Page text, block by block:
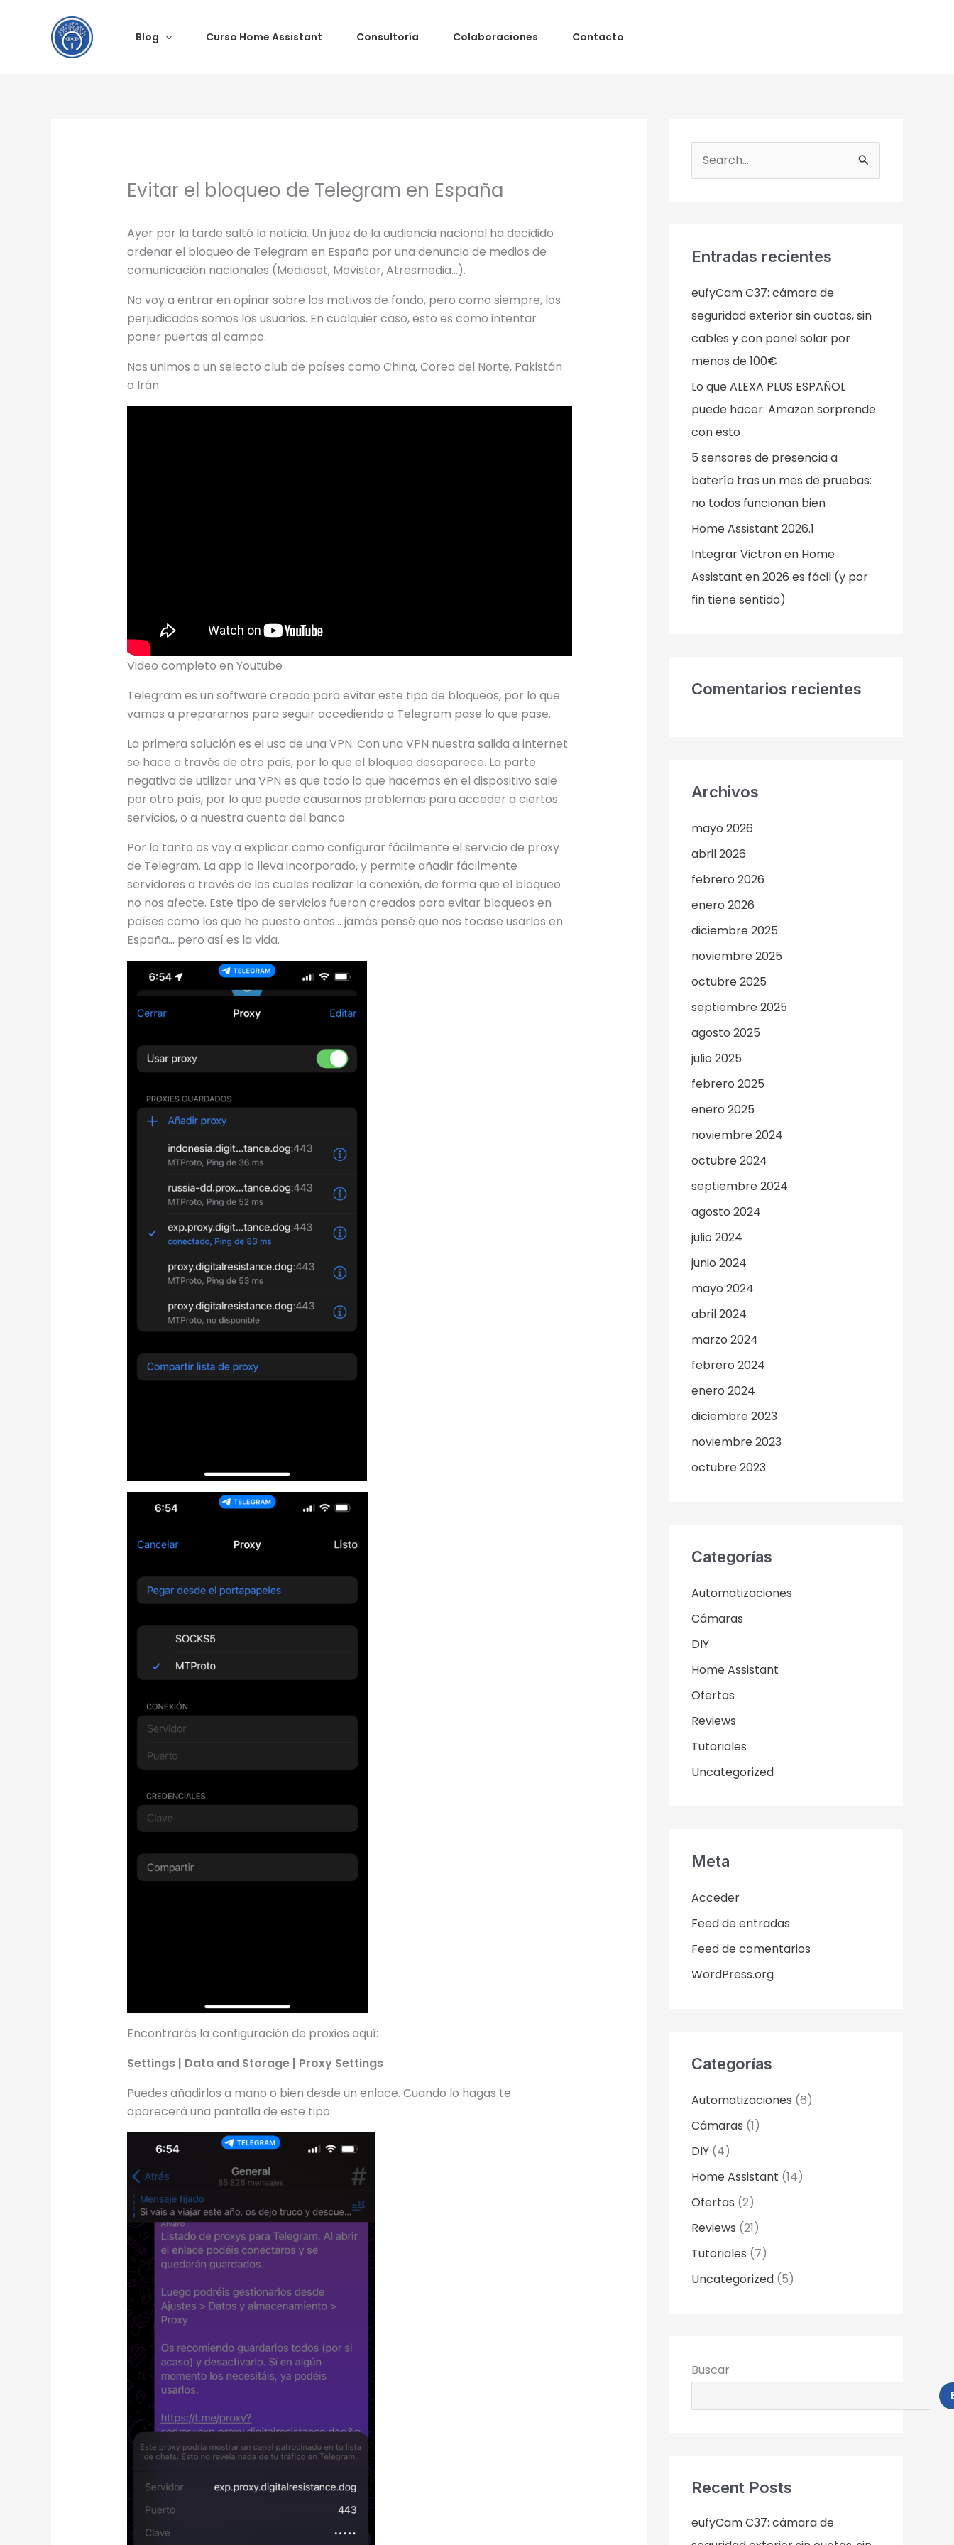
contenido
Blog Curso Home Assistant Consultoría Colaboraciones Contacto
Evitar el bloqueo de Telegram en España
Ayer por la tarde saltó la noticia. Un juez de la audiencia nacional ha decidido
ordenar el bloqueo de Telegram en España por una denuncia de medios de
comunicación nacionales (Mediaset, Movistar, Atresmedia…).
No voy a entrar en opinar sobre los motivos de fondo, pero como siempre, los
perjudicados somos los usuarios. En cualquier caso, esto es como intentar
poner puertas al campo.
Nos unimos a un selecto club de países como China, Corea del Norte, Pakistán
o Irán.
Video completo en Youtube
Telegram es un software creado para evitar este tipo de bloqueos, por lo que
vamos a prepararnos para seguir accediendo a Telegram pase lo que pase.
La primera solución es el uso de una VPN. Con una VPN nuestra salida a internet
se hace a través de otro país, por lo que el bloqueo desaparece. La parte
negativa de utilizar una VPN es que todo lo que hacemos en el dispositivo sale
por otro país, por lo que puede causarnos problemas para acceder a ciertos
servicios, o a nuestra cuenta del banco.
Por lo tanto os voy a explicar como configurar fácilmente el servicio de proxy
de Telegram. La app lo lleva incorporado, y permite añadir fácilmente
servidores a través de los cuales realizar la conexión, de forma que el bloqueo
no nos afecte. Este tipo de servicios fueron creados para evitar bloqueos en
países como los que he puesto antes… jamás pensé que nos tocase usarlos en
España… pero así es la vida.
Encontrarás la configuración de proxies aquí:
Settings | Data and Storage | Proxy Settings
Puedes añadirlos a mano o bien desde un enlace. Cuando lo hagas te
aparecerá una pantalla de este tipo:
a
p
o
r
:
Entradas recientes
eufyCam C37: cámara de
seguridad exterior sin cuotas, sin
cables y con panel solar por
menos de 100€
Lo que ALEXA PLUS ESPAÑOL
puede hacer: Amazon sorprende
con esto
5 sensores de presencia a
batería tras un mes de pruebas:
no todos funcionan bien
Home Assistant 2026.1
Integrar Victron en Home
Assistant en 2026 es fácil (y por
fin tiene sentido)
Comentarios recientes
Archivos
mayo 2026
abril 2026
febrero 2026
enero 2026
diciembre 2025
noviembre 2025
octubre 2025
septiembre 2025
agosto 2025
julio 2025
febrero 2025
enero 2025
noviembre 2024
octubre 2024
septiembre 2024
agosto 2024
julio 2024
junio 2024
mayo 2024
abril 2024
marzo 2024
febrero 2024
enero 2024
diciembre 2023
noviembre 2023
octubre 2023
Categorías
Automatizaciones
Cámaras
DIY
Home Assistant
Ofertas
Reviews
Tutoriales
Uncategorized
Meta
Acceder
Feed de entradas
Feed de comentarios
WordPress.org
Categorías
Automatizaciones (6)
Cámaras (1)
DIY (4)
Home Assistant (14)
Ofertas (2)
Reviews (21)
Tutoriales (7)
Uncategorized (5)
Buscar
Recent Posts
eufyCam C37: cámara de